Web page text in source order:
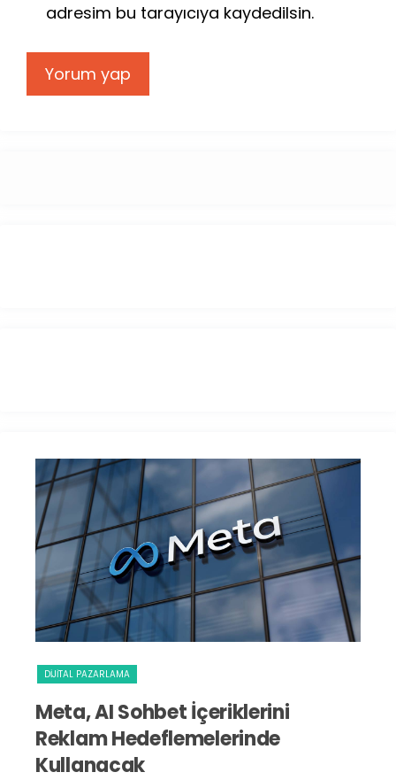
adresim bu tarayıcıya kaydedilsin.
DIJITAL PAZARLAMA
Meta, AI Sohbet İçeriklerini
Reklam Hedeflemelerinde
Kullanacak